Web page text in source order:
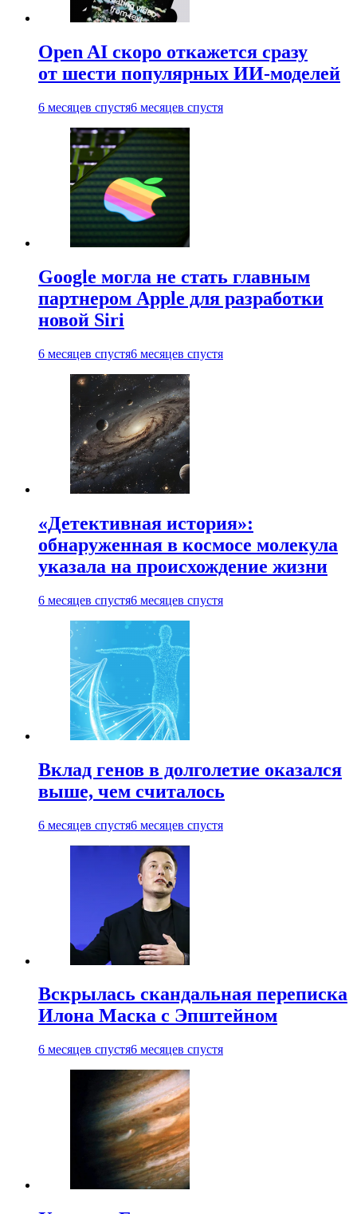
Open AI скоро откажется сразу
от шести популярных ИИ-моделей
6 месяцев спустя6 месяцев спустя
Google могла не стать главным
партнером Apple для разработки
новой Siri
6 месяцев спустя6 месяцев спустя
«Детективная история»:
обнаруженная в космосе молекула
указала на происхождение жизни
6 месяцев спустя6 месяцев спустя
Вклад генов в долголетие оказался
выше, чем считалось
6 месяцев спустя6 месяцев спустя
Вскрылась скандальная переписка
Илона Маска с Эпштейном
6 месяцев спустя6 месяцев спустя